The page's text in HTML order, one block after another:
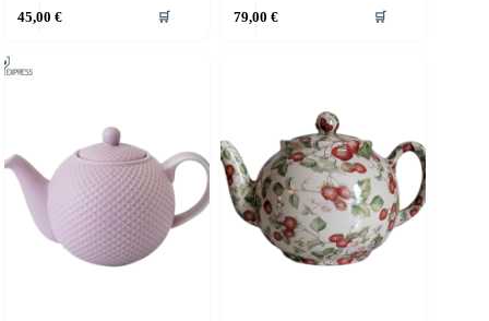
45,00 € 🛒 79,00 € 🛒